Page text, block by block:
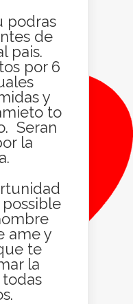
podras
de
pais.
por 6
y
to
Seran
la
ame y
te
la